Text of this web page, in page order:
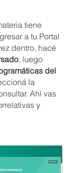
tiene
a tu Portal
dentro, hacé
, luego
del
la
Ahí vas
y